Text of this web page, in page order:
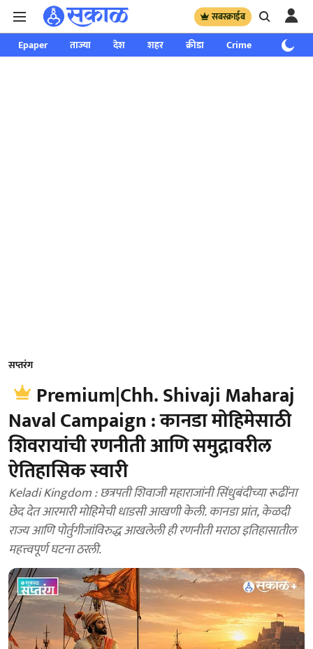
सबस्क्राईब
Epaper ताज्या देश शहर क्रीडा Crime साप्ताहिक
सप्तरंग
Premium|Chh. Shivaji Maharaj
Naval Campaign : कानडा मोहिमेसाठी
शिवरायांची रणनीती आणि समुद्रावरील
ऐतिहासिक स्वारी
Keladi Kingdom : छत्रपती शिवाजी महाराजांनी सिंधुबंदीच्या रूढींना
छेद देत आरमारी मोहिमेची धाडसी आखणी केली. कानडा प्रांत, केळदी
राज्य आणि पोर्तुगीजांविरुद्ध आखलेली ही रणनीती मराठा इतिहासातील
महत्त्वपूर्ण घटना ठरली.